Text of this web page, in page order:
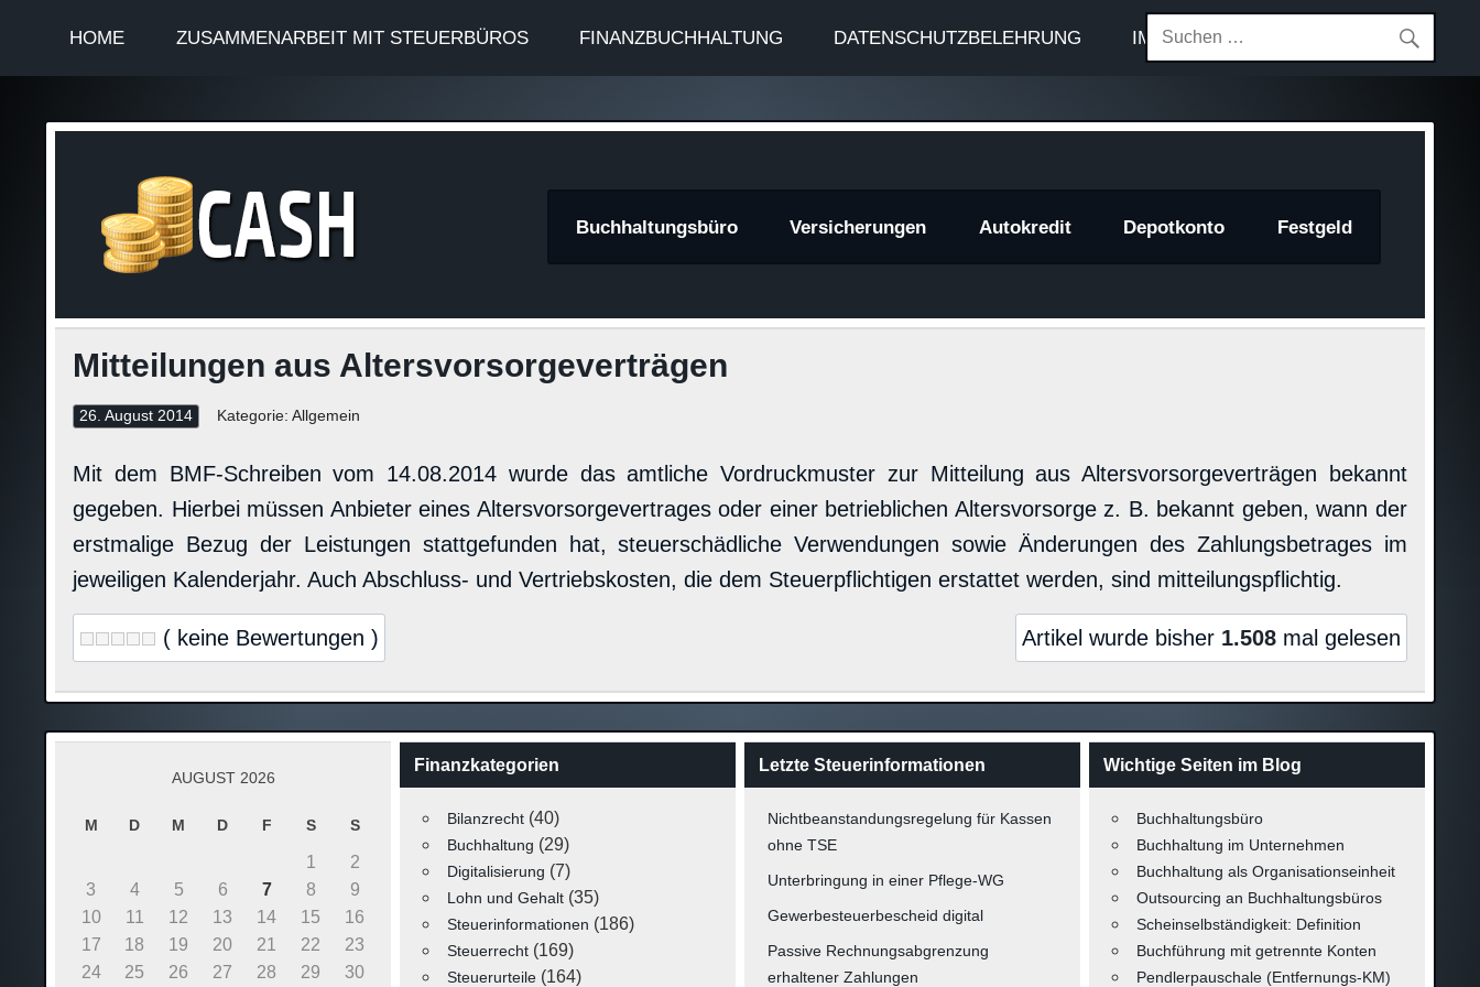
HOME ZUSAMMENARBEIT MIT STEUERBÜROS FINANZBUCHHALTUNG DATENSCHUTZBELEHRUNG IMPRESSUM
Buchhaltungsbüro Versicherungen Autokredit Depotkonto Festgeld
Mitteilungen aus Altersvorsorgeverträgen
26. August 2014 Kategorie: Allgemein
Mit dem BMF-Schreiben vom 14.08.2014 wurde das amtliche Vordruckmuster zur Mitteilung aus Altersvorsorgeverträgen bekannt
gegeben. Hierbei müssen Anbieter eines Altersvorsorgevertrages oder einer betrieblichen Altersvorsorge z. B. bekannt geben, wann der
erstmalige Bezug der Leistungen stattgefunden hat, steuerschädliche Verwendungen sowie Änderungen des Zahlungsbetrages im
jeweiligen Kalenderjahr. Auch Abschluss- und Vertriebskosten, die dem Steuerpflichtigen erstattet werden, sind mitteilungspflichtig.
( keine Bewertungen ) Artikel wurde bisher 1.508mal gelesen
AUGUST 2026
M D M D F S S
1
2
3
4 5 6 7 8
9
10
11 12 13 14 15
16
17
18 19 20 21 22
23
24
25 26 27 28 29 30
Finanzkategorien
Bilanzrecht(40)
Buchhaltung (29)
Digitalisierung (7)
Lohn und Gehalt(35)
Steuerinformationen (186)
Steuerrecht(169)
Steuerurteile(164)
Letzte Steuerinformationen
Nichtbeanstandungsregelung für Kassen
ohne TSE
Unterbringung in einer Pflege-WG
Gewerbesteuerbescheid digital
Passive Rechnungsabgrenzung
erhaltener Zahlungen
Wichtige Seiten im Blog
Buchhaltungsbüro
Buchhaltung im Unternehmen
Buchhaltung als Organisationseinheit
Outsourcing an Buchhaltungsbüros
Scheinselbständigkeit: Definition
Buchführung mit getrennte Konten
Pendlerpauschale (Entfernungs-KM)